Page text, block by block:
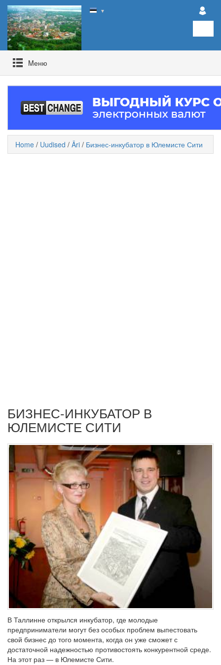
▼
Mеню
Home / Uudised / Äri / Бизнес-инкубатор в Юлемисте Сити
БИЗНЕС-ИНКУБАТОР В
ЮЛЕМИСТЕ СИТИ
В Таллинне открылся инкубатор, где молодые
предприниматели могут без особых проблем выпестовать
свой бизнес до того момента, когда он уже сможет с
достаточной надежностью противостоять конкурентной среде.
На этот раз — в Юлемисте Сити.